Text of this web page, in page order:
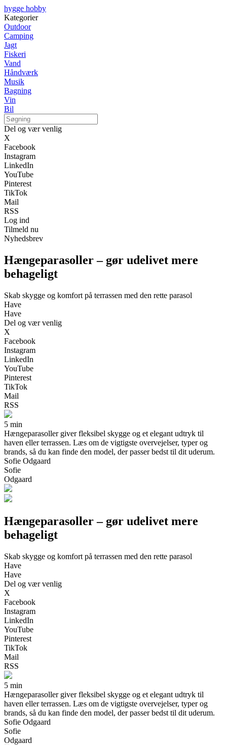
hygge hobby
Kategorier
Outdoor
Camping
Jagt
Fiskeri
Vand
Håndværk
Musik
Bagning
Vin
Bil
Del og vær venlig
X
Facebook
Instagram
LinkedIn
YouTube
Pinterest
TikTok
Mail
RSS
Log ind
Tilmeld nu
Nyhedsbrev
Hængeparasoller – gør udelivet mere
behageligt
Skab skygge og komfort på terrassen med den rette parasol
Have
Have
Del og vær venlig
X
Facebook
Instagram
LinkedIn
YouTube
Pinterest
TikTok
Mail
RSS
5 min
Hængeparasoller giver fleksibel skygge og et elegant udtryk til
haven eller terrassen. Læs om de vigtigste overvejelser, typer og
brands, så du kan finde den model, der passer bedst til dit uderum.
Sofie Odgaard
Sofie
Odgaard
Hængeparasoller – gør udelivet mere
behageligt
Skab skygge og komfort på terrassen med den rette parasol
Have
Have
Del og vær venlig
X
Facebook
Instagram
LinkedIn
YouTube
Pinterest
TikTok
Mail
RSS
5 min
Hængeparasoller giver fleksibel skygge og et elegant udtryk til
haven eller terrassen. Læs om de vigtigste overvejelser, typer og
brands, så du kan finde den model, der passer bedst til dit uderum.
Sofie Odgaard
Sofie
Odgaard